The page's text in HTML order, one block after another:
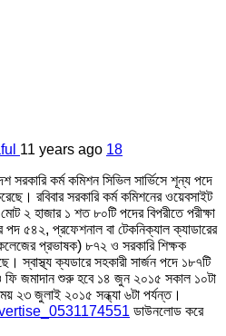
11 years ago 18
সরকারি কর্ম কমিশন সিভিল সার্ভিসে শূন্য পদে
রবিবার সরকারি কর্ম কমিশনের ওয়েবসাইট
২ হাজার ১ শত ৮০টি পদের বিপরীতে পরীক্ষা
পদ ৫৪২, প্রফেশনাল বা টেকনিক্যাল ক্যাডারের
প্রভাষক) ৮৭২ ও সরকারি শিক্ষক
স্বাস্থ্য ক্যডারে সহকারী সার্জন পদে ১৮৭টি
জমাদান শুরু হবে ১৪ জুন ২০১৫ সকাল ১০টা
২৩ জুলাই ২০১৫ সন্ধ্যা ৬টা পর্যন্ত।
ডাউনলোড করে